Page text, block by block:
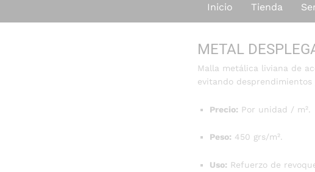
Inicio Tienda
METAL
Malla metálica liviana de
evitando
Precio: Por unidad / m².
Peso: 450 grs/m².
Uso: Refuerzo de